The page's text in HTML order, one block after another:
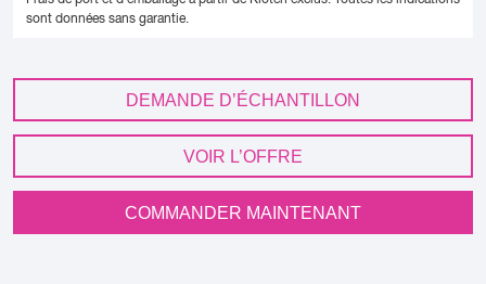
sont données sans garantie.
DEMANDE D’ÉCHANTILLON
VOIR L’OFFRE
COMMANDER MAINTENANT